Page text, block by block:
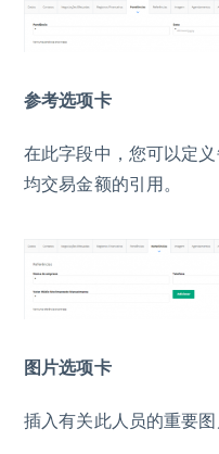
参考选项卡
在此字段中，您可以定
均交易金额的引用。
图片选项卡
插入有关此人员的重要图